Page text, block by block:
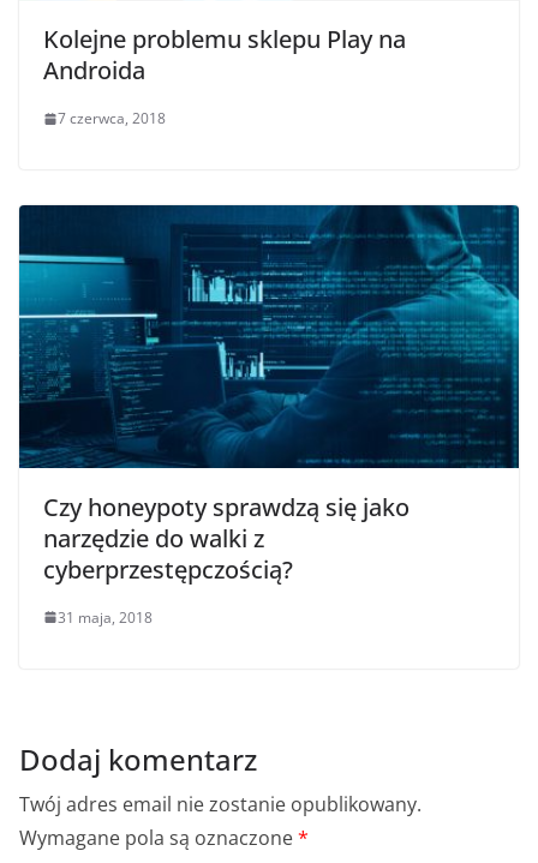
Kolejne problemu sklepu Play na
Androida
7 czerwca, 2018
Czy honeypoty sprawdzą się jako
narzędzie do walki z
cyberprzestępczością?
31 maja, 2018
Dodaj komentarz
Twój adres email nie zostanie opublikowany.
Wymagane pola są oznaczone*